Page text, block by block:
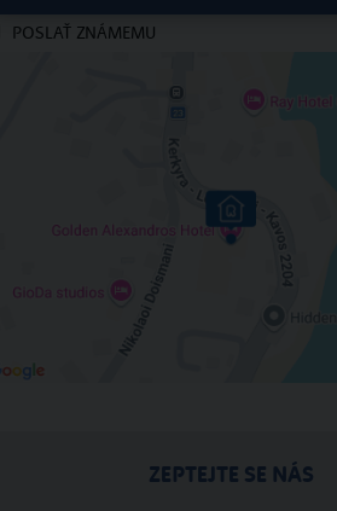
POSLAŤ ZNÁMEMU
ZEPTEJTE SE NÁS